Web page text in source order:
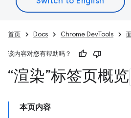
首页 Docs Chrome DevTools
该内容对您有帮助吗？
“渲染”标签页概览
本页内容